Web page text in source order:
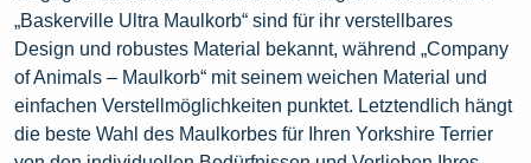
„Baskerville Ultra Maulkorb“ sind für ihr verstellbares
Design und robustes Material bekannt, während „Company
of Animals – Maulkorb“ mit seinem weichen Material und
einfachen Verstellmöglichkeiten punktet. Letztendlich hängt
die beste Wahl des Maulkorbes für Ihren Yorkshire Terrier